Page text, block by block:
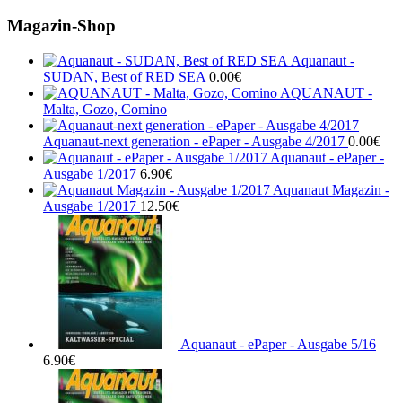
Magazin-Shop
Aquanaut -
SUDAN, Best of RED SEA 0.00€
AQUANAUT -
Malta, Gozo, Comino
Aquanaut-next generation - ePaper - Ausgabe 4/2017 0.00€
Aquanaut - ePaper -
Ausgabe 1/2017 6.90€
Aquanaut Magazin -
Ausgabe 1/2017 12.50€
Aquanaut - ePaper - Ausgabe 5/16
6.90€